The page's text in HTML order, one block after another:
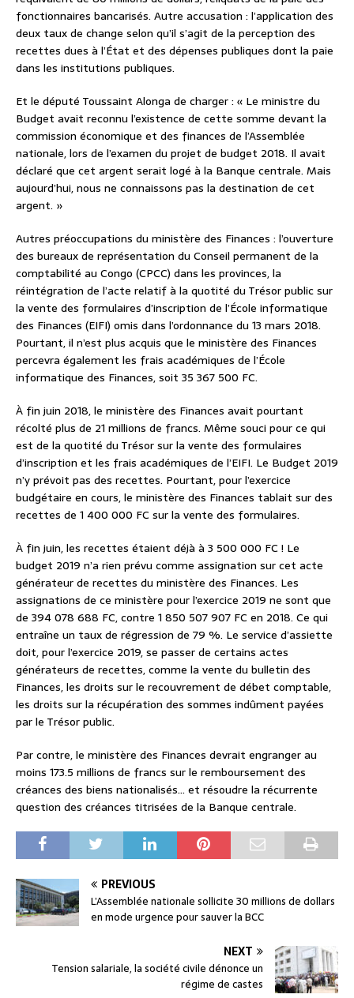
fonctionnaires bancarisés. Autre accusation : l’application des
deux taux de change selon qu’il s’agit de la perception des
recettes dues à l’État et des dépenses publiques dont la paie
dans les institutions publiques.
Et le député Toussaint Alonga de charger : « Le ministre du
Budget avait reconnu l’existence de cette somme devant la
commission économique et des finances de l’Assemblée
nationale, lors de l’examen du projet de budget 2018. Il avait
déclaré que cet argent serait logé à la Banque centrale. Mais
aujourd’hui, nous ne connaissons pas la destination de cet
argent. »
Autres préoccupations du ministère des Finances : l’ouverture
des bureaux de représentation du Conseil permanent de la
comptabilité au Congo (CPCC) dans les provinces, la
réintégration de l’acte relatif à la quotité du Trésor public sur
la vente des formulaires d’inscription de l’École informatique
des Finances (EIFI) omis dans l’ordonnance du 13 mars 2018.
Pourtant, il n’est plus acquis que le ministère des Finances
percevra également les frais académiques de l’École
informatique des Finances, soit 35 367 500 FC.
À fin juin 2018, le ministère des Finances avait pourtant
récolté plus de 21 millions de francs. Même souci pour ce qui
est de la quotité du Trésor sur la vente des formulaires
d’inscription et les frais académiques de l’EIFI. Le Budget 2019
n’y prévoit pas des recettes. Pourtant, pour l’exercice
budgétaire en cours, le ministère des Finances tablait sur des
recettes de 1 400 000 FC sur la vente des formulaires.
À fin juin, les recettes étaient déjà à 3 500 000 FC ! Le
budget 2019 n’a rien prévu comme assignation sur cet acte
générateur de recettes du ministère des Finances. Les
assignations de ce ministère pour l’exercice 2019 ne sont que
de 394 078 688 FC, contre 1 850 507 907 FC en 2018. Ce qui
entraîne un taux de régression de 79 %. Le service d’assiette
doit, pour l’exercice 2019, se passer de certains actes
générateurs de recettes, comme la vente du bulletin des
Finances, les droits sur le recouvrement de débet comptable,
les droits sur la récupération des sommes indûment payées
par le Trésor public.
Par contre, le ministère des Finances devrait engranger au
moins 173.5 millions de francs sur le remboursement des
créances des biens nationalisés… et résoudre la récurrente
question des créances titrisées de la Banque centrale.
PREVIOUS
L’Assemblée nationale sollicite 30 millions de dollars
en mode urgence pour sauver la BCC
NEXT
Tension salariale, la société civile dénonce un
régime de castes